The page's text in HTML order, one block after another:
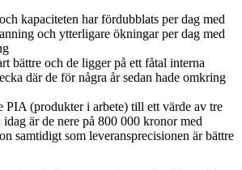
kapaciteten har fördubblats per dag med
och ytterligare ökningar per dag med
bättre och de ligger på ett fåtal interna
där de för några år sedan hade omkring
PIA (produkter i arbete) till ett värde av tre
är de nere på 800 000 kronor med
samtidigt som leveransprecisionen är bättre